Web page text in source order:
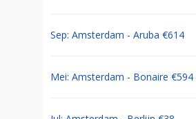
Sep: Amsterdam - Aruba €614
Mei: Amsterdam - Bonaire €594